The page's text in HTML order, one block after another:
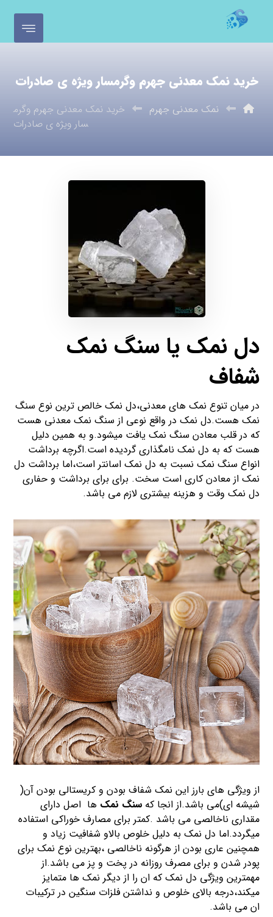
خرید نمک معدنی جهرم وگرمسار ویژه ی صادرات
نمک معدنی جهرم
خرید نمک معدنی جهرم وگرم
سار ویژه ی صادرات
دل نمک یا سنگ نمک
شفاف
در میان تنوع نمک های معدنی،دل نمک خالص ترین نوع سنگ
نمک هست.دل نمک در واقع نوعی از سنگ نمک معدنی هست
که در قلب معادن سنگ نمک یافت میشود.و به همین دلیل
هست که به دل نمک نامگذاری گردیده است.اگرچه برداشت
انواع سنگ نمک نسبت به دل نمک اسانتر است،اما برداشت دل
نمک از معادن کاری است سخت. برای برای برداشت و حفاری
دل نمک وقت و هزینه بیشتری لازم می باشد.
از ویژگی های بارز این نمک شفاف بودن و کریستالی بودن آن(
شیشه ای)می باشد.از انجا کهسنگ نمک ها اصل دارای
مقداری ناخالصی می باشد .کمتر برای مصارف خوراکی استفاده
میگردد.اما دل نمک به دلیل خلوص بالاو شفافیت زیاد و
همچنین عاری بودن از هرگونه ناخالصی ،بهترین نوع نمک برای
پودر شدن و برای مصرف روزانه در پخت و پز می باشد.از
مهمترین ویژگی دل نمک که ان را از دیگر نمک ها متمایز
میکند،درجه بالای خلوص و نداشتن فلزات سنگین در ترکیبات
ان می باشد.